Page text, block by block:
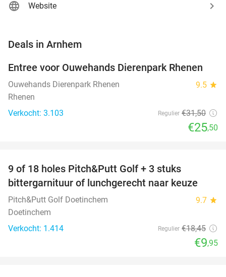
Website
Deals in Arnhem
19%
Entree voor Ouwehands Dierenpark Rhenen
Ouwehands Dierenpark Rhenen 9.5 star
Rhenen
Verkocht: 3.103
Regulier €31,50
€25,50
9 of 18 holes Pitch&Putt Golf + 3 stuks
bittergarnituur of lunchgerecht naar keuze
Pitch&Putt Golf Doetinchem 9.7 star
Doetinchem
Verkocht: 1.414
Regulier €18,45
€9,95